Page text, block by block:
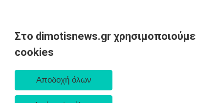
Στο dimotisnews.gr χρησιμοποιούμε
cookies
AΡΧΙΚΗ
ΕΙΔΗΣΕΙΣ
ΠΟΛΙΤΙΚΗ